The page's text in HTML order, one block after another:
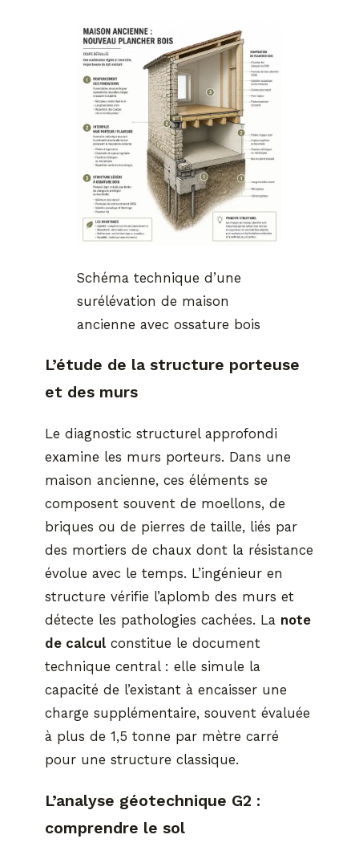
Schéma technique d’une
surélévation de maison
ancienne avec ossature bois
L’étude de la structure porteuse
et des murs
Le diagnostic structurel approfondi
examine les murs porteurs. Dans une
maison ancienne, ces éléments se
composent souvent de moellons, de
briques ou de pierres de taille, liés par
des mortiers de chaux dont la résistance
évolue avec le temps. L’ingénieur en
structure vérifie l’aplomb des murs et
détecte les pathologies cachées. La note
de calcul constitue le document
technique central : elle simule la
capacité de l’existant à encaisser une
charge supplémentaire, souvent évaluée
à plus de 1,5 tonne par mètre carré
pour une structure classique.
L’analyse géotechnique G2 :
comprendre le sol